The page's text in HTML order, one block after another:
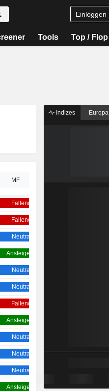
Einloggen
Tools Top / Flop
MF
Fallend
Fallend
Neutral
Ansteigend
Neutral
Neutral
Fallend
Ansteigend
Neutral
Neutral Fallend
Neutral
Ansteigend Ansteigend
Indizes Europa